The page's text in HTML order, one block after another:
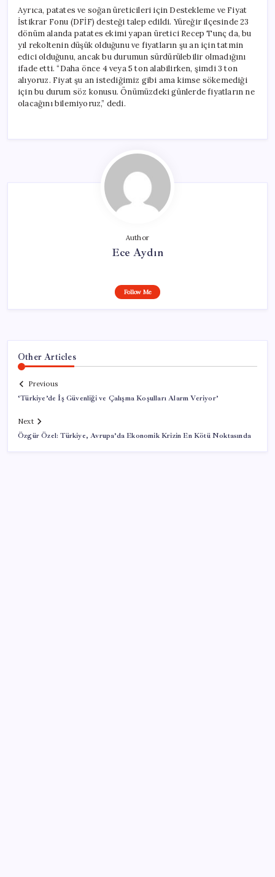
Ayrıca, patates ve soğan üreticileri için Destekleme ve Fiyat
İstikrar Fonu (DFİF) desteği talep edildi. Yüreğir ilçesinde 23
dönüm alanda patates ekimi yapan üretici Recep Tunç da, bu
yıl rekoltenin düşük olduğunu ve fiyatların şu an için tatmin
edici olduğunu, ancak bu durumun sürdürülebilir olmadığını
ifade etti. “Daha önce 4 veya 5 ton alabilirken, şimdi 3 ton
alıyoruz. Fiyat şu an istediğimiz gibi ama kimse sökemediği
için bu durum söz konusu. Önümüzdeki günlerde fiyatların ne
olacağını bilemiyoruz,” dedi.
Author
Ece Aydın
Follow Me
Other Articles
Previous
‘Türkiye’de İş Güvenliği ve Çalışma Koşulları Alarm Veriyor’
Next
Özgür Özel: Türkiye, Avrupa’da Ekonomik Krizin En Kötü Noktasında